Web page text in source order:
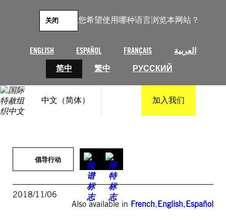
您希望使用哪种语言浏览本网站？
ENGLISH ESPAÑOL FRANÇAIS
العربية
简中
繁中 РУССКИЙ
关闭
中文（简体） 加入我们
倡导行动
2018/11/06
Also available in French,English,Español